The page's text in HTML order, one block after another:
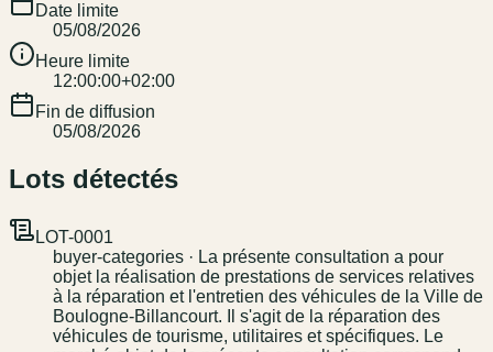
Date limite
05/08/2026
Heure limite
12:00:00+02:00
Fin de diffusion
05/08/2026
Lots détectés
LOT-0001
buyer-categories · La présente consultation a pour
objet la réalisation de prestations de services relatives
à la réparation et l'entretien des véhicules de la Ville de
Boulogne-Billancourt. Il s'agit de la réparation des
véhicules de tourisme, utilitaires et spécifiques. Le